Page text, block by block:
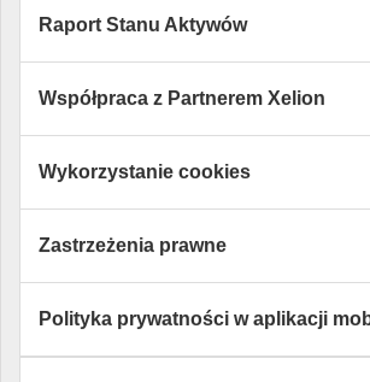
Raport Stanu Aktywów
Współpraca z Partnerem Xelion
Wykorzystanie cookies
Zastrzeżenia prawne
Polityka prywatności w aplikacji